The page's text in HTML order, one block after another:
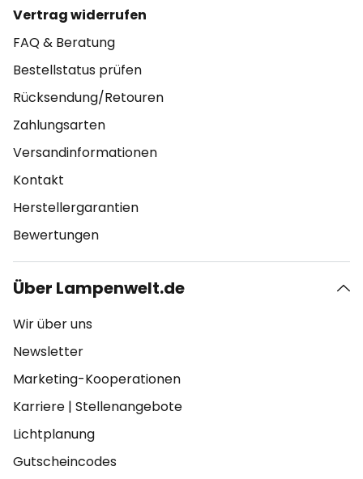
Vertrag widerrufen
FAQ & Beratung
Bestellstatus prüfen
Rücksendung/Retouren
Zahlungsarten
Versandinformationen
Kontakt
Herstellergarantien
Bewertungen
Über Lampenwelt.de
Wir über uns
Newsletter
Marketing-Kooperationen
Karriere | Stellenangebote
Lichtplanung
Gutscheincodes